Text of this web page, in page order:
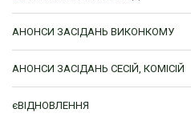
АНОНСИ ЗАСІДАНЬ ВИКОНКОМУ
АНОНСИ ЗАСІДАНЬ СЕСІЙ, КОМІСІЙ
єВІДНОВЛЕННЯ